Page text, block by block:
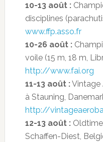
10-13 août :
disciplines
www.ffp.asso.fr
10-26 août :
voile (15 m, 18 m,
http://www.fai.org
11-13 août :Vintage
à Stauning,
http://
12-13 août :
Schaffen-Diest,